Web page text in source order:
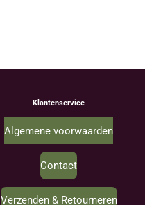
Klantenservice
Algemene voorwaarden
Contact
Verzenden & Retourneren